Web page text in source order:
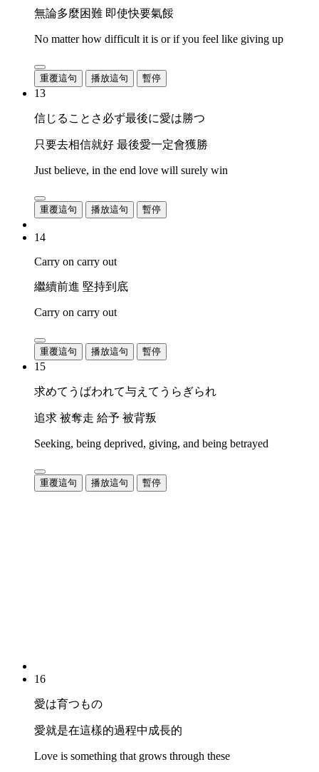
無論多麼困難 即使快要氣餒
No matter how difficult it is or if you feel like giving up
重覆這句 播放這句 暫停
13
信じることさ必ず最後に愛は勝つ
只要去相信就好 最後愛一定會獲勝
Just believe, in the end love will surely win
重覆這句 播放這句 暫停
14
Carry on carry out
繼續前進 堅持到底
Carry on carry out
重覆這句 播放這句 暫停
15
求めてうばわれて与えてうらぎられ
追求 被奪走 給予 被背叛
Seeking, being deprived, giving, and being betrayed
重覆這句 播放這句 暫停
16
愛は育つもの
愛就是在這樣的過程中成長的
Love is something that grows through these